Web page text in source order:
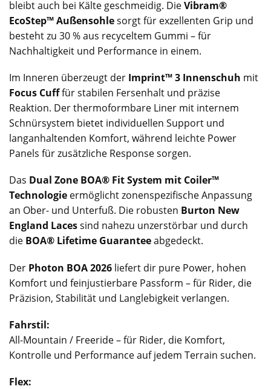
bleibt auch bei Kälte geschmeidig. DieVibram®
EcoStep™ Außensohlesorgt für exzellenten Grip und
besteht zu 30 % aus recyceltem Gummi – für
Nachhaltigkeit und Performance in einem.
Im Inneren überzeugt der Imprint™ 3 Innenschuh mit
Focus Cufffür stabilen Fersenhalt und präzise
Reaktion. Der thermoformbare Liner mit internem
Schnürsystem bietet individuellen Support und
langanhaltenden Komfort, während leichte Power
Panels für zusätzliche Response sorgen.
Das Dual Zone BOA® Fit System mit Coiler™
Technologie ermöglicht zonenspezifische Anpassung
an Ober- und Unterfuß. Die robusten Burton New
England Lacessind nahezu unzerstörbar und durch
die BOA® Lifetime Guaranteeabgedeckt.
Der Photon BOA 2026 liefert dir pure Power, hohen
Komfort und feinjustierbare Passform – für Rider, die
Präzision, Stabilität und Langlebigkeit verlangen.
Fahrstil:
All-Mountain / Freeride – für Rider, die Komfort,
Kontrolle und Performance auf jedem Terrain suchen.
Flex: